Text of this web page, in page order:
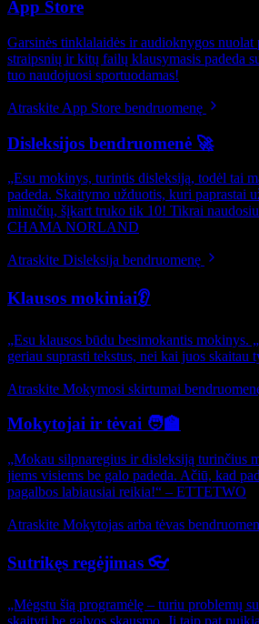
App Store
Garsinės tinklalaidės ir audioknygos nuolat
straipsnių ir kitų failų klausymasis padeda
tuo naudojuosi sportuodamas!
Atraskite App Store bendruomenę
Disleksijos bendruomenė 🚀
„Esu mokinys, turintis disleksiją, todėl tai
padeda. Skaitymo užduotis, kuri paprastai
minučių, šįkart truko tik 10! Tikrai
CHAMA NORLAND
Atraskite Disleksija bendruomenę
Klausos mokiniai👂
„Esu klausos būdu besimokantis mokinys.
geriau suprasti tekstus, nei kai juos
Atraskite Mokymosi skirtumai
Mokytojai ir tėvai 🧑‍🏫
„Mokau silpnaregius ir disleksiją turinčius
jiems visiems be galo padeda. Ačiū, kad
pagalbos labiausiai reikia!“ – ETTETWO
Atraskite Mokytojas arba tėvas
Sutrikęs regėjimas 👓
„Mėgstu šią programėlę – turiu problemų
skaityti be galvos skausmo. Ji taip pat